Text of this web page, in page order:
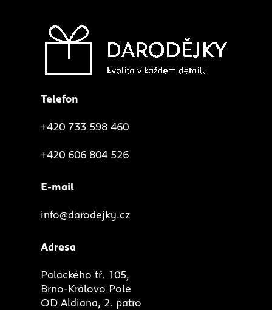
Telefon
+420 733 598 460
+420 606 804 526
E-mail
info@darodejky.cz
Adresa
Palackého tř. 105,
Brno-Královo Pole
OD Aldiana, 2. patro